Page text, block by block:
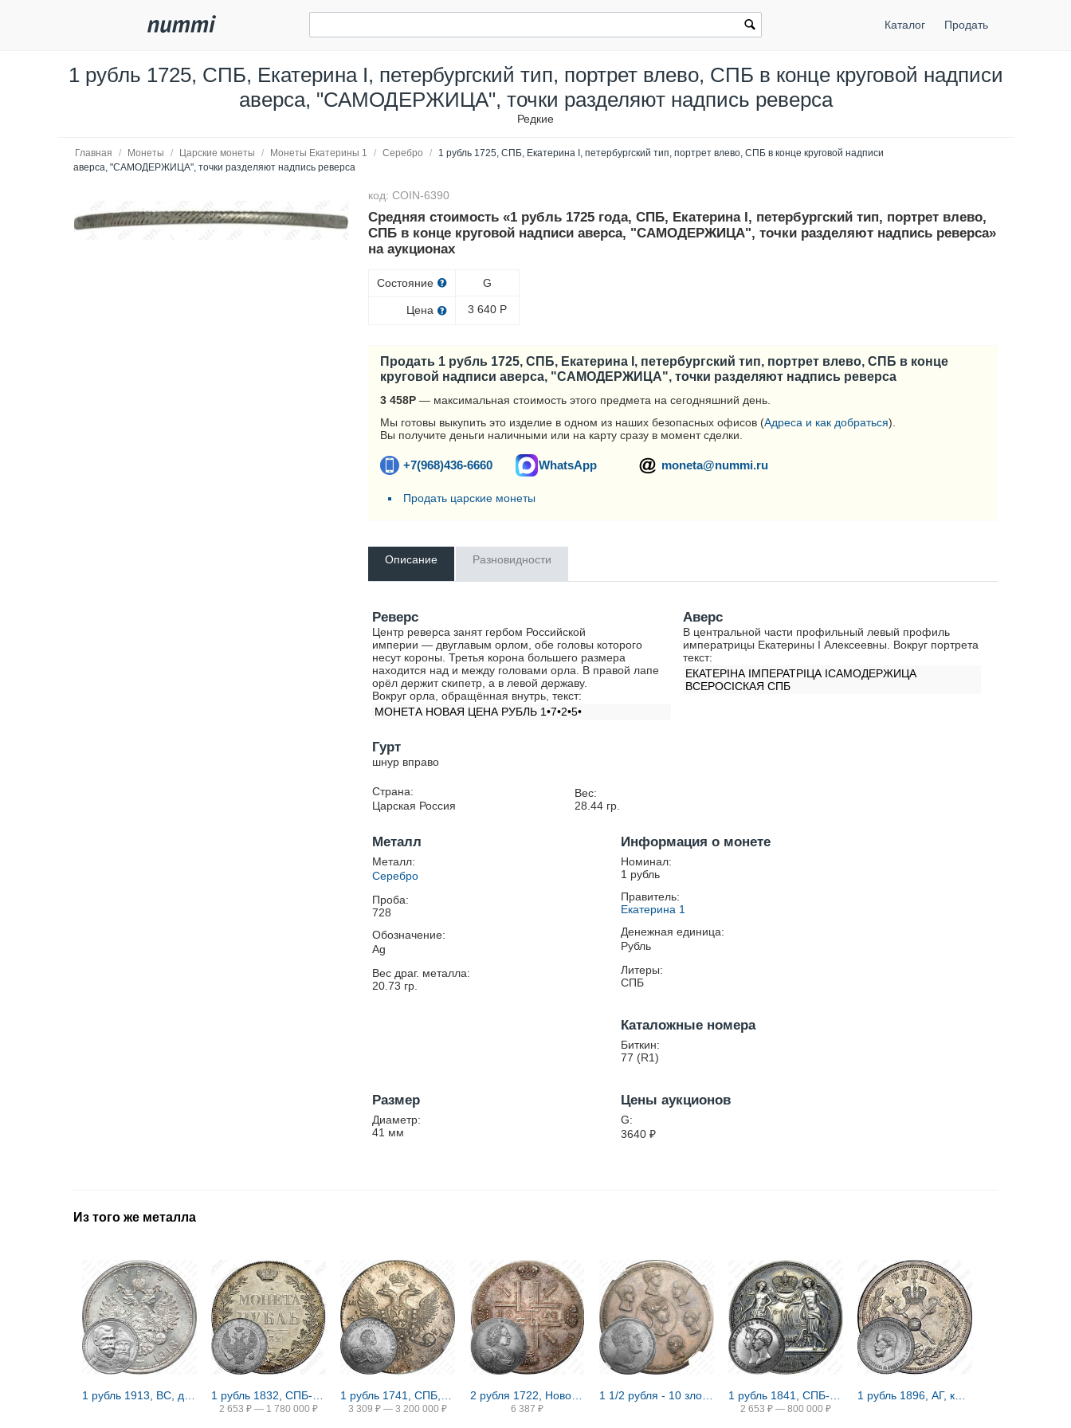
Каталог Продать
1 рубль 1725, СПБ, Екатерина I, петербургский тип, портрет влево, СПБ в конце круговой надписи
аверса, "САМОДЕРЖИЦА", точки разделяют надпись реверса
Редкие
Главная / Монеты / Царские монеты / Монеты Екатерины 1 / Серебро /
1 рубль 1725, СПБ, Екатерина I, петербургский тип, портрет влево, СПБ в конце круговой надписи
аверса, "САМОДЕРЖИЦА", точки разделяют надпись реверса
код: COIN-6390
Средняя стоимость «1 рубль 1725 года, СПБ, Екатерина I, петербургский тип, портрет влево,
СПБ в конце круговой надписи аверса, "САМОДЕРЖИЦА", точки разделяют надпись реверса»
на аукционах
Состояние
Цена
G
3 640 Р
Продать 1 рубль 1725, СПБ, Екатерина I, петербургский тип, портрет влево, СПБ в конце
круговой надписи аверса, "САМОДЕРЖИЦА", точки разделяют надпись реверса
3 458Р — максимальная стоимость этого предмета на сегодняшний день.
Мы готовы выкупить это изделие в одном из наших безопасных офисов (Адреса и как добраться).
Вы получите деньги наличными или на карту сразу в момент сделки.
+7(968)436-6660 WhatsApp moneta@nummi.ru
Продать царские монеты
Описание Разновидности
Реверс
Центр реверса занят гербом Российской
империи — двуглавым орлом, обе головы которого
несут короны. Третья корона большего размера
находится над и между головами орла. В правой лапе
орёл держит скипетр, а в левой державу.
Вокруг орла, обращённая внутрь, текст:
МОНЕТА НОВАЯ ЦЕНА РУБЛЬ 1•7•2•5•
Аверс
В центральной части профильный левый профиль
императрицы Екатерины I Алексеевны. Вокруг портрета
текст:
ЕКАТЕРIНА IМПЕРАТРIЦА IСАМОДЕРЖИЦА
ВСЕРОСIСКАЯ СПБ
Гурт
шнур вправо
Страна:
Царская Россия
Вес:
28.44гр.
Металл
Металл:
Серебро
Проба:
728
Обозначение:
Ag
Вес драг. металла:
20.73 гр.
Информация о монете
Номинал:
1 рубль
Правитель:
Екатерина 1
Денежная единица:
Рубль
Литеры:
СПБ
Каталожные номера
Биткин:
77 (R1)
Размер
Диаметр:
41 мм
Цены аукционов
G:
3640 ₽
Из того же металла
2 653 ₽ — 1 780 000 ₽ 3 309 ₽ — 3 200 000 ₽
2 рубля 1722, Новодел
6 387 ₽
1 1/2 рубля - 10 злотых 1836, семейный, П. У., Новодел
2 653 ₽ — 800 000 ₽